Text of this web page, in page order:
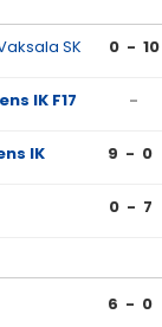
SK 0 - 10
IK F17 -
IK 9 - 0
0 - 7
6 - 0